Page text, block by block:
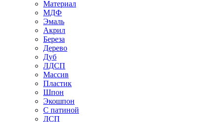
Материал
МДФ
Эмаль
Акрил
Береза
Дерево
Дуб
ЛДСП
Массив
Пластик
Шпон
Экошпон
С патиной
ДСП